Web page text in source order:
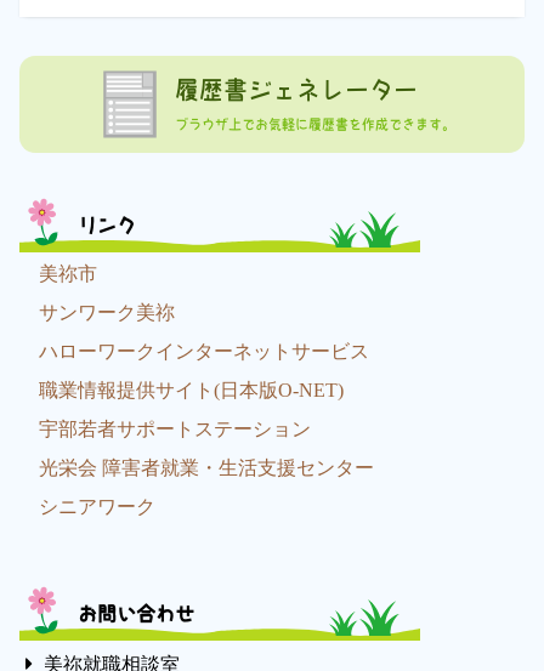
履歴書ジェネレーター
ブラウザ上でお気軽に履歴書を作成できます。
リンク
美祢市
サンワーク美祢
ハローワークインターネットサービス
職業情報提供サイト(日本版O-NET)
宇部若者サポートステーション
光栄会 障害者就業・生活支援センター
シニアワーク
お問い合わせ
美祢就職相談室